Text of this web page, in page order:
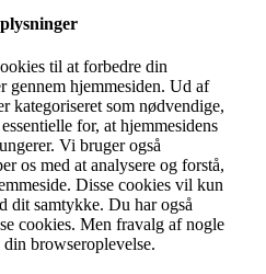
til at forbedre din
gennem hjemmesiden. Ud af
kategoriseret som nødvendige,
for, at hjemmesidens
Vi bruger også
os med at analysere og forstå,
Disse cookies vil kun
dit samtykke. Du har også
cookies. Men fravalg af nogle
browseroplevelse.